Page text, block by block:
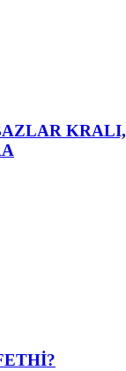
KRALI,